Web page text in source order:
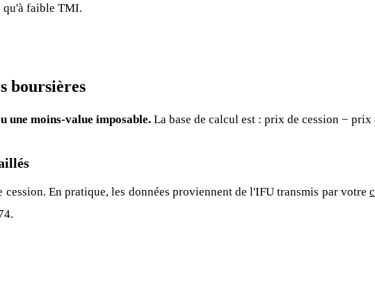
qu'à faible TMI.
boursières
une moins-value imposable. La base de calcul est : prix de cession −
En pratique, les données proviennent de l'IFU transmis par votre